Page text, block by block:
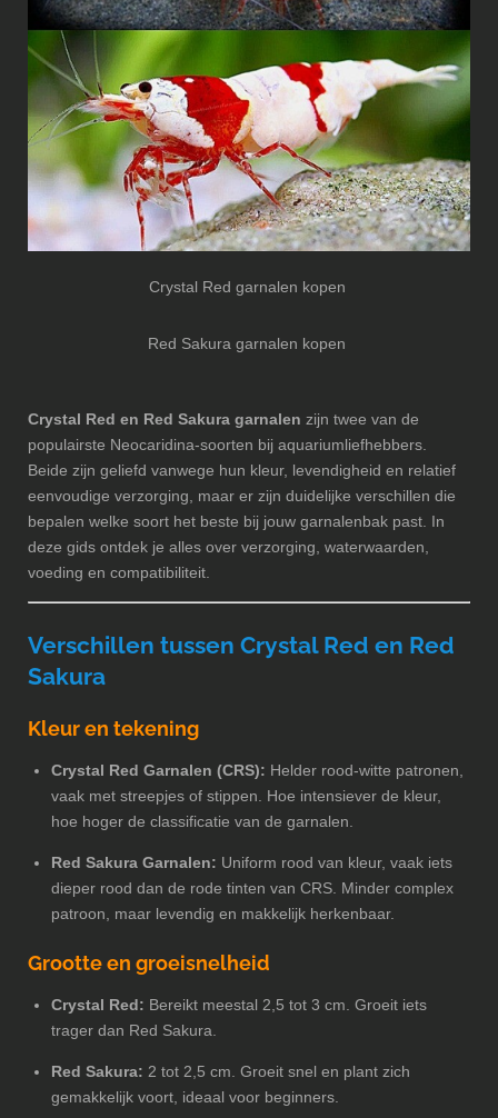
Crystal Red garnalen kopen
Red Sakura garnalen kopen
Crystal Red en Red Sakura garnalen zijn twee van de
populairste Neocaridina-soorten bij aquariumliefhebbers.
Beide zijn geliefd vanwege hun kleur, levendigheid en relatief
eenvoudige verzorging, maar er zijn duidelijke verschillen die
bepalen welke soort het beste bij jouw garnalenbak past. In
deze gids ontdek je alles over verzorging, waterwaarden,
voeding en compatibiliteit.
Verschillen tussen Crystal Red en Red
Sakura
Kleur en tekening
Crystal Red Garnalen (CRS): Helder rood-witte patronen,
vaak met streepjes of stippen. Hoe intensiever de kleur,
hoe hoger de classificatie van de garnalen.
Red Sakura Garnalen: Uniform rood van kleur, vaak iets
dieper rood dan de rode tinten van CRS. Minder complex
patroon, maar levendig en makkelijk herkenbaar.
Grootte en groeisnelheid
Crystal Red: Bereikt meestal 2,5 tot 3 cm. Groeit iets
trager dan Red Sakura.
Red Sakura: 2 tot 2,5 cm. Groeit snel en plant zich
gemakkelijk voort, ideaal voor beginners.